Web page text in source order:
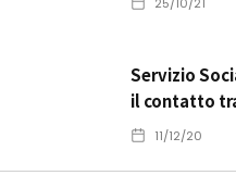
25/10/21
Servizio
il contatto
11/12/20